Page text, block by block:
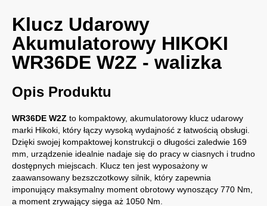
Klucz Udarowy
Akumulatorowy HIKOKI
WR36DE W2Z - walizka
Opis Produktu
WR36DE W2Z to kompaktowy, akumulatorowy klucz udarowy
marki Hikoki, który łączy wysoką wydajność z łatwością obsługi.
Dzięki swojej kompaktowej konstrukcji o długości zaledwie 169
mm, urządzenie idealnie nadaje się do pracy w ciasnych i trudno
dostępnych miejscach. Klucz ten jest wyposażony w
zaawansowany bezszczotkowy silnik, który zapewnia
imponujący maksymalny moment obrotowy wynoszący 770 Nm,
a moment zrywający sięga aż 1050 Nm.